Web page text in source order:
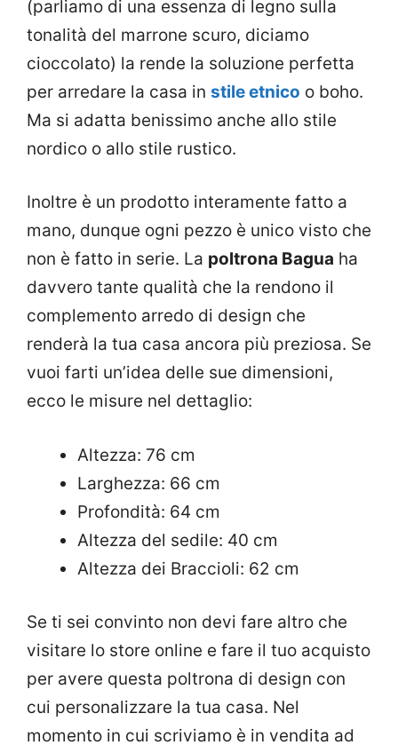
(parliamo di una essenza di legno sulla
tonalità del marrone scuro, diciamo
cioccolato) la rende la soluzione perfetta
per arredare la casa in stile etnico o boho.
Ma si adatta benissimo anche allo stile
nordico o allo stile rustico.
Inoltre è un prodotto interamente fatto a
mano, dunque ogni pezzo è unico visto che
non è fatto in serie. La poltrona Bagua ha
davvero tante qualità che la rendono il
complemento arredo di design che
renderà la tua casa ancora più preziosa. Se
vuoi farti un’idea delle sue dimensioni,
ecco le misure nel dettaglio:
Altezza: 76 cm
Larghezza: 66 cm
Profondità: 64 cm
Altezza del sedile: 40 cm
Altezza dei Braccioli: 62 cm
Se ti sei convinto non devi fare altro che
visitare lo store online e fare il tuo acquisto
per avere questa poltrona di design con
cui personalizzare la tua casa. Nel
momento in cui scriviamo è in vendita ad